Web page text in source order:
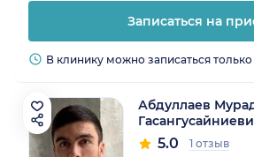
Записаться на
В клинику можно записаться
Абдуллаев
5.0 1 отзыв